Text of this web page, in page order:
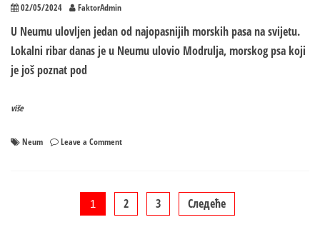
02/05/2024 FaktorAdmin
U Neumu ulovljen jedan od najopasnijih morskih pasa na svijetu.
Lokalni ribar danas je u Neumu ulovio Modrulja, morskog psa koji
je još poznat pod
više
Neum Leave a Commenton
jedan
od
Пагинација
1 2 3 Следеће